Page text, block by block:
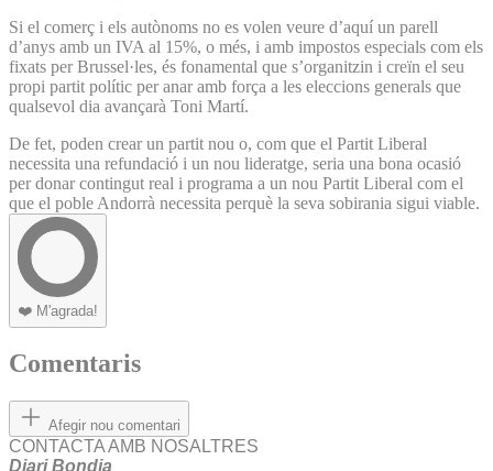
Si el comerç i els autònoms no es volen veure d’aquí un parell
d’anys amb un IVA al 15%, o més, i amb impostos especials com els
fixats per Brussel·les, és fonamental que s’organitzin i creïn el seu
propi partit polític per anar amb força a les eleccions generals que
qualsevol dia avançarà Toni Martí.
De fet, poden crear un partit nou o, com que el Partit Liberal
necessita una refundació i un nou lideratge, seria una bona ocasió
per donar contingut real i programa a un nou Partit Liberal com el
que el poble Andorrà necessita perquè la seva sobirania sigui viable.
❤️ M'agrada!
Comentaris
Afegir nou comentari
CONTACTA AMB NOSALTRES
Diari Bondia